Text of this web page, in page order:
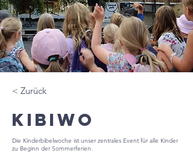
< Zurück
Kibiwo
Die Kinderbibelwoche ist unser zentrales Event für alle Kinder
zu Beginn der Sommerferien.